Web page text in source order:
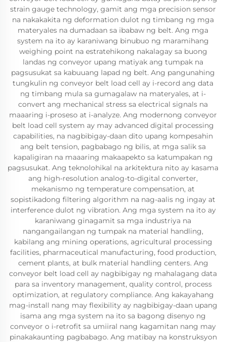
strain gauge technology, gamit ang mga precision sensor
na nakakakita ng deformation dulot ng timbang ng mga
materyales na dumadaan sa ibabaw ng belt. Ang mga
system na ito ay karaniwang binubuo ng maramihang
weighing point na estratehikong nakalagay sa buong
landas ng conveyor upang matiyak ang tumpak na
pagsusukat sa kabuuang lapad ng belt. Ang pangunahing
tungkulin ng conveyor belt load cell ay i-record ang data
ng timbang mula sa gumagalaw na materyales, at i-
convert ang mechanical stress sa electrical signals na
maaaring i-proseso at i-analyze. Ang modernong conveyor
belt load cell system ay may advanced digital processing
capabilities, na nagbibigay-daan dito upang kompesahin
ang belt tension, pagbabago ng bilis, at mga salik sa
kapaligiran na maaaring makaapekto sa katumpakan ng
pagsusukat. Ang teknolohikal na arkitektura nito ay kasama
ang high-resolution analog-to-digital converter,
mekanismo ng temperature compensation, at
sopistikadong filtering algorithm na nag-aalis ng ingay at
interference dulot ng vibration. Ang mga system na ito ay
karaniwang ginagamit sa mga industriya na
nangangailangan ng tumpak na material handling,
kabilang ang mining operations, agricultural processing
facilities, pharmaceutical manufacturing, food production,
cement plants, at bulk material handling centers. Ang
conveyor belt load cell ay nagbibigay ng mahalagang data
para sa inventory management, quality control, process
optimization, at regulatory compliance. Ang kakayahang
mag-install nang may flexibility ay nagbibigay-daan upang
isama ang mga system na ito sa bagong disenyo ng
conveyor o i-retrofit sa umiiral nang kagamitan nang may
pinakakaunting pagbabago. Ang matibay na konstruksyon